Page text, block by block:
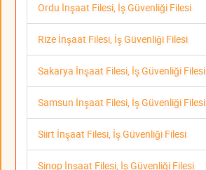
Ordu İnşaat Filesi, İş Güvenliği Filesi
Rize İnşaat Filesi, İş Güvenliği Filesi
Sakarya İnşaat Filesi, İş Güvenliği Filesi
Samsun İnşaat Filesi, İş Güvenliği Filesi
Siirt İnşaat Filesi, İş Güvenliği Filesi
Sinop İnşaat Filesi, İş Güvenliği Filesi